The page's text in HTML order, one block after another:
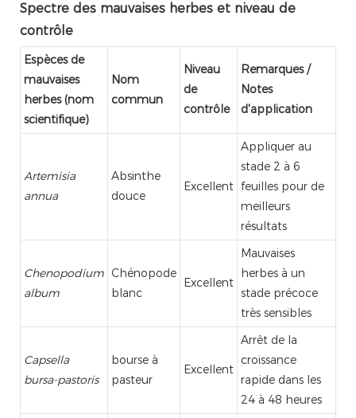
Spectre des mauvaises herbes et niveau de
contrôle
Espèces de
mauvaises
herbes (nom
scientifique)
Nom
commun
Niveau
de
contrôle
Remarques /
Notes
d'application
Artemisia
annua
Absinthe
douce
Excellent
Appliquer au
stade 2 à 6
feuilles pour de
meilleurs
résultats
Chenopodium
album
Chénopode
blanc
Excellent
Mauvaises
herbes à un
stade précoce
très sensibles
Capsella
bursa-pastoris
bourse à
pasteur
Excellent
Arrêt de la
croissance
rapide dans les
24 à 48 heures